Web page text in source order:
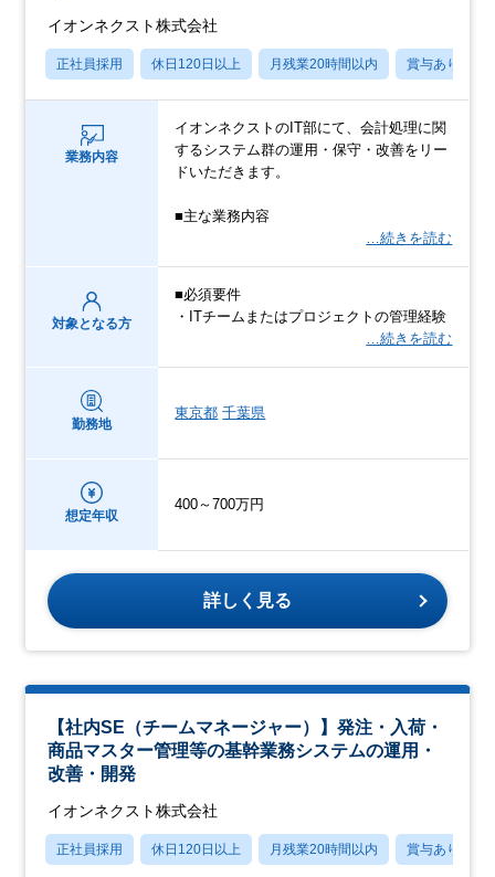
イオンネクスト株式会社
正社員採用 休日120日以上 月残業20時間以内 賞与あり
業務内容
イオンネクストのIT部にて、会計処理に関
するシステム群の運用・保守・改善をリー
ドいただきます。
■主な業務内容
…続きを読む
対象となる方
■必須要件
・ITチームまたはプロジェクトの管理経験
…続きを読む
勤務地
東京都 千葉県
想定年収
400～700万円
詳しく見る
【社内SE（チームマネージャー）】発注・入荷・
商品マスター管理等の基幹業務システムの運用・
改善・開発
イオンネクスト株式会社
正社員採用 休日120日以上 月残業20時間以内 賞与あり